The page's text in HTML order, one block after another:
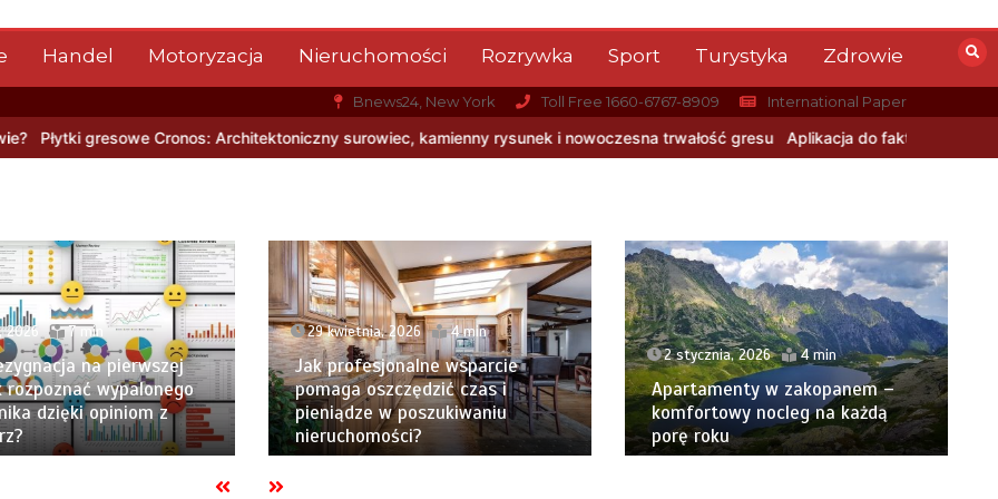
Handel Motoryzacja Nieruchomości Rozrywka Sport Turystyka Zdrowie
Bnews24, New York Toll Free 1660-6767-8909 International Paper
Architektoniczny surowiec, kamienny rysunek i nowoczesna trwałość gresu Aplikacja do fakturowania terenowego — rozwiązanie
2026 7 min
na pierwszej
rozpoznać wypalonego
dzięki opiniom z
29 kwietnia, 2026 4 min
Jak profesjonalne wsparcie
pomaga oszczędzić czas i
pieniądze w poszukiwaniu
nieruchomości?
2 stycznia, 2026 4 min
Apartamenty w zakopanem –
komfortowy nocleg na każdą
porę roku